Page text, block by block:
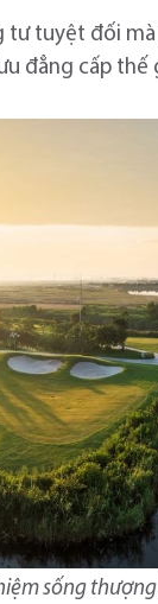
tuyệt đối mà
đẳng cấp thế
sống